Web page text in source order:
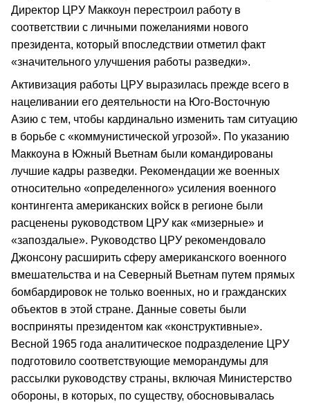
Директор ЦРУ Маккоун перестроил работу в
соответствии с личными пожеланиями нового
президента, который впоследствии отметил факт
«значительного улучшения работы разведки».
Активизация работы ЦРУ выразилась прежде всего в
нацеливании его деятельности на Юго-Восточную
Азию с тем, чтобы кардинально изменить там ситуацию
в борьбе с «коммунистической угрозой». По указанию
Маккоуна в Южный Вьетнам были командированы
лучшие кадры разведки. Рекомендации же военных
относительно «определенного» усиления военного
контингента американских войск в регионе были
расценены руководством ЦРУ как «мизерные» и
«запоздалые». Руководство ЦРУ рекомендовало
Джонсону расширить сферу американского военного
вмешательства и на Северный Вьетнам путем прямых
бомбардировок не только военных, но и гражданских
объектов в этой стране. Данные советы были
восприняты президентом как «конструктивные».
Весной 1965 года аналитическое подразделение ЦРУ
подготовило соответствующие меморандумы для
рассылки руководству страны, включая Министерство
обороны, в которых, по существу, обосновывалась